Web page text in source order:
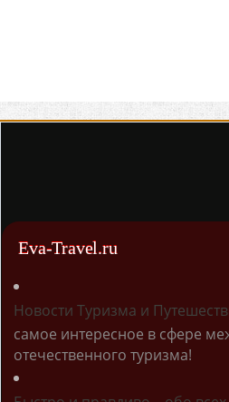
Eva-Travel.ru
Новости Туризма и
самое интересное в сфере
отечественного туризма!